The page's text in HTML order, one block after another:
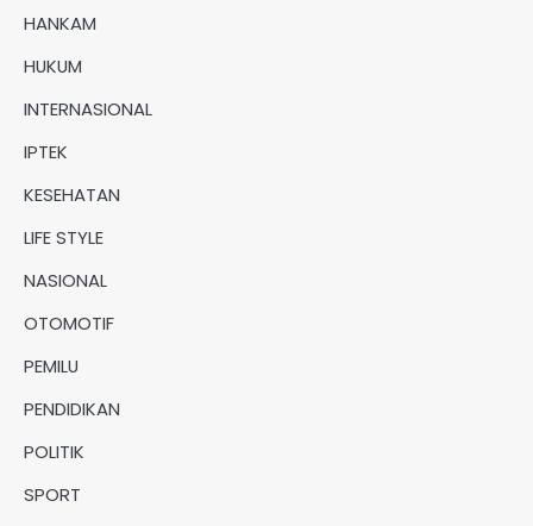
HANKAM
HUKUM
INTERNASIONAL
IPTEK
KESEHATAN
LIFE STYLE
NASIONAL
OTOMOTIF
PEMILU
PENDIDIKAN
POLITIK
SPORT